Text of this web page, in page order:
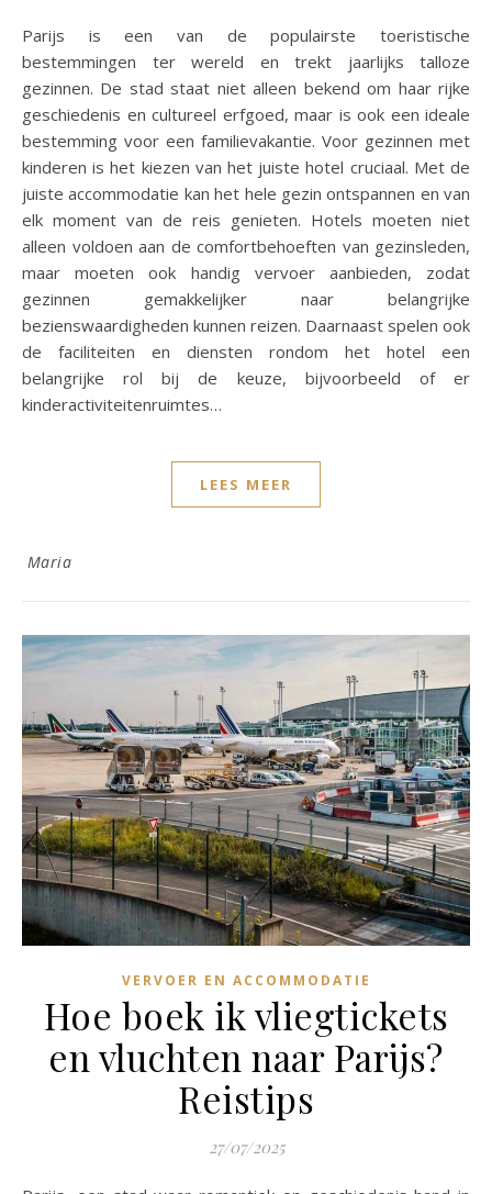
Parijs is een van de populairste toeristische
bestemmingen ter wereld en trekt jaarlijks talloze
gezinnen. De stad staat niet alleen bekend om haar rijke
geschiedenis en cultureel erfgoed, maar is ook een ideale
bestemming voor een familievakantie. Voor gezinnen met
kinderen is het kiezen van het juiste hotel cruciaal. Met de
juiste accommodatie kan het hele gezin ontspannen en van
elk moment van de reis genieten. Hotels moeten niet
alleen voldoen aan de comfortbehoeften van gezinsleden,
maar moeten ook handig vervoer aanbieden, zodat
gezinnen gemakkelijker naar belangrijke
bezienswaardigheden kunnen reizen. Daarnaast spelen ook
de faciliteiten en diensten rondom het hotel een
belangrijke rol bij de keuze, bijvoorbeeld of er
kinderactiviteitenruimtes…
LEES MEER
Maria
VERVOER EN ACCOMMODATIE
Hoe boek ik vliegtickets
en vluchten naar Parijs?
Reistips
27/07/2025